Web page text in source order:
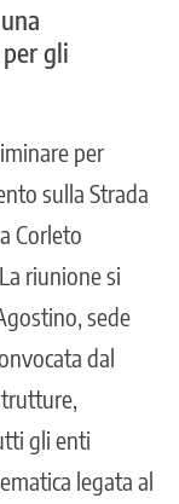
gli
per
sulla Strada
Corleto
riunione si
sede
dal
gli enti
legata al